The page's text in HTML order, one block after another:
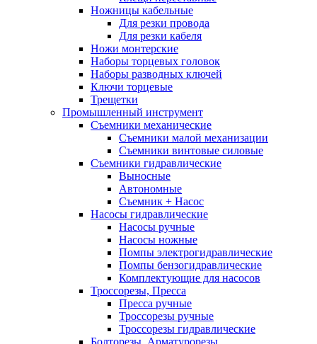
Ножницы кабельные
Для резки провода
Для резки кабеля
Ножи монтерские
Наборы торцевых головок
Наборы разводных ключей
Ключи торцевые
Трещетки
Промышленный инструмент
Съемники механические
Съемники малой механизации
Съемники винтовые силовые
Съемники гидравлические
Выносные
Автономные
Съемник + Насос
Насосы гидравлические
Насосы ручные
Насосы ножные
Помпы электрогидравлические
Помпы бензогидравлические
Комплектующие для насосов
Троссорезы, Пресса
Пресса ручные
Троссорезы ручные
Троссорезы гидравлические
Болторезы, Арматурорезы